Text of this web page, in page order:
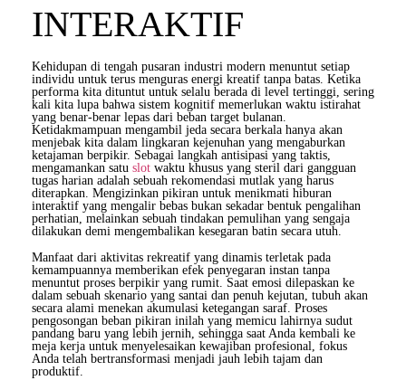
INTERAKTIF
Kehidupan di tengah pusaran industri modern menuntut setiap
individu untuk terus menguras energi kreatif tanpa batas. Ketika
performa kita dituntut untuk selalu berada di level tertinggi, sering
kali kita lupa bahwa sistem kognitif memerlukan waktu istirahat
yang benar-benar lepas dari beban target bulanan.
Ketidakmampuan mengambil jeda secara berkala hanya akan
menjebak kita dalam lingkaran kejenuhan yang mengaburkan
ketajaman berpikir. Sebagai langkah antisipasi yang taktis,
mengamankan satu slot waktu khusus yang steril dari gangguan
tugas harian adalah sebuah rekomendasi mutlak yang harus
diterapkan. Mengizinkan pikiran untuk menikmati hiburan
interaktif yang mengalir bebas bukan sekadar bentuk pengalihan
perhatian, melainkan sebuah tindakan pemulihan yang sengaja
dilakukan demi mengembalikan kesegaran batin secara utuh.
Manfaat dari aktivitas rekreatif yang dinamis terletak pada
kemampuannya memberikan efek penyegaran instan tanpa
menuntut proses berpikir yang rumit. Saat emosi dilepaskan ke
dalam sebuah skenario yang santai dan penuh kejutan, tubuh akan
secara alami menekan akumulasi ketegangan saraf. Proses
pengosongan beban pikiran inilah yang memicu lahirnya sudut
pandang baru yang lebih jernih, sehingga saat Anda kembali ke
meja kerja untuk menyelesaikan kewajiban profesional, fokus
Anda telah bertransformasi menjadi jauh lebih tajam dan
produktif.